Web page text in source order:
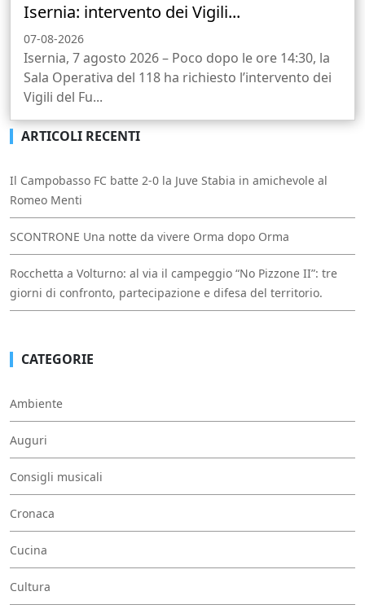
Isernia: intervento dei Vigili...
07-08-2026
Isernia, 7 agosto 2026 – Poco dopo le ore 14:30, la
Sala Operativa del 118 ha richiesto l’intervento dei
Vigili del Fu...
ARTICOLI RECENTI
Il Campobasso FC batte 2-0 la Juve Stabia in amichevole al
Romeo Menti
SCONTRONE Una notte da vivere Orma dopo Orma
Rocchetta a Volturno: al via il campeggio “No Pizzone II”: tre
giorni di confronto, partecipazione e difesa del territorio.
CATEGORIE
Ambiente
Auguri
Consigli musicali
Cronaca
Cucina
Cultura